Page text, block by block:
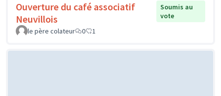
Ouverture du café associatif
Neuvillois
Soumis au
vote
le père colateur
0 1